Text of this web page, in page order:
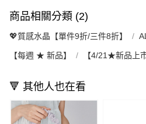
商品相關分類 (2)
💖質感水晶【單件9折/三件8折】
【每週 ★ 新品】 【4/21★新品上市
🔻 其他人也在看